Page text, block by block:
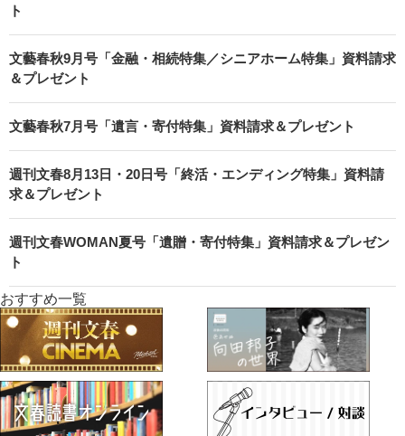
ト
文藝春秋9月号「金融・相続特集／シニアホーム特集」資料請求
＆プレゼント
文藝春秋7月号「遺言・寄付特集」資料請求＆プレゼント
週刊文春8月13日・20日号「終活・エンディング特集」資料請
求＆プレゼント
週刊文春WOMAN夏号「遺贈・寄付特集」資料請求＆プレゼン
ト
おすすめ一覧